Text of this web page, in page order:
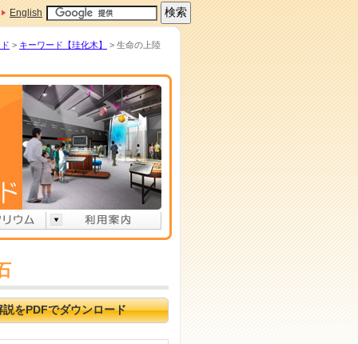
English
> キーワード【珪化木】
> 生命の上陸
説をPDFでダウンロード